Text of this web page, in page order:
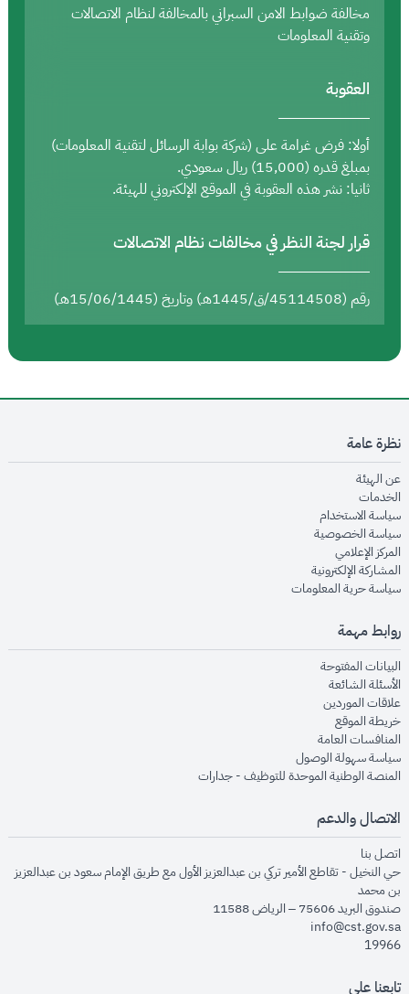
مخالفة ضوابط الامن السبراني بالمخالفة لنظام الاتصالات
وتقنية المعلومات
العقوبة
أولا: فرض غرامة على (شركة بوابة الرسائل لتقنية المعلومات)
بمبلغ قدره (15,000) ريال سعودي.
ثانيا: نشر هذه العقوبة في الموقع الإلكتروني للهيئة.
قرار لجنة النظر في مخالفات نظام الاتصالات
رقم (45114508/ق/1445هـ) وتاريخ (15/06/1445هـ)
نظرة عامة
عن الهيئةopens in new window
الخدماتopens in new window
سياسة الاستخدام
سياسة الخصوصيةopens in new window
المركز الإعلاميopens in new window
المشاركة الإلكترونيةopens in new window
سياسة حرية المعلوماتopens in new window
روابط مهمة
البيانات المفتوحةopens in new window
الأسئلة الشائعةopens in new window
علاقات الموردينopens in new window
خريطة الموقعopens in new window
المنافسات العامةopens in new window
سياسة سهولة الوصولopens in new window
المنصة الوطنية الموحدة للتوظيف - جداراتopens in new window
الاتصال والدعم
اتصل بنا
حي النخيل - تقاطع الأمير تركي بن عبدالعزيز الأول مع طريق الإمام سعود بن عبدالعزيز
بن محمد
صندوق البريد 75606 – الرياض 11588
info@cst.gov.sa
19966
تابعنا على